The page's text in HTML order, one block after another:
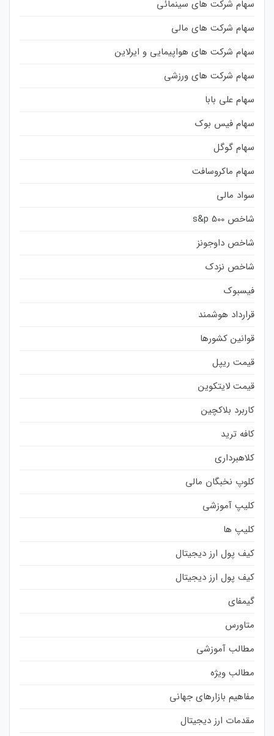
سهام شرکت های سینمائی
سهام شرکت های مالی
سهام شرکت های هواپیمایی و ایرلاین
سهام شرکت های ورزشی
سهام علی بابا
سهام فیس بوک
سهام گوگل
سهام ماکروسافت
سواد مالی
شاخص s&p 500
شاخص داوجونز
شاخص نزدک
فیسبوک
قرارداد هوشمند
قوانین کشورها
قیمت ریپل
قیمت لایتکوین
کاربرد بلاکچین
کافه ترید
کلاهبرداری
کلوپ نخبگان مالی
کلیپ آموزشی
کلیپ ها
کیف پول ارز دیجیتال
کیف پول ارز دیجیتال
گیمفای
متاورس
مطالب آموزشی
مطالب ویژه
مفاهیم بازارهای جهانی
مقدمات ارز دیجیتال